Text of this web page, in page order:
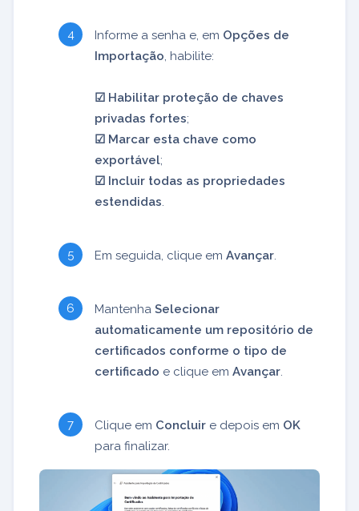
Informe a senha e, em Opções de
Importação, habilite:
☑︎ Habilitar proteção de chaves
privadas fortes;
☑︎ Marcar esta chave como
exportável;
☑︎ Incluir todas as propriedades
estendidas.
Em seguida, clique em Avançar.
Mantenha Selecionar
automaticamente um repositório de
certificados conforme o tipo de
certificado e clique em Avançar.
Clique em Concluir e depois em OK
para finalizar.